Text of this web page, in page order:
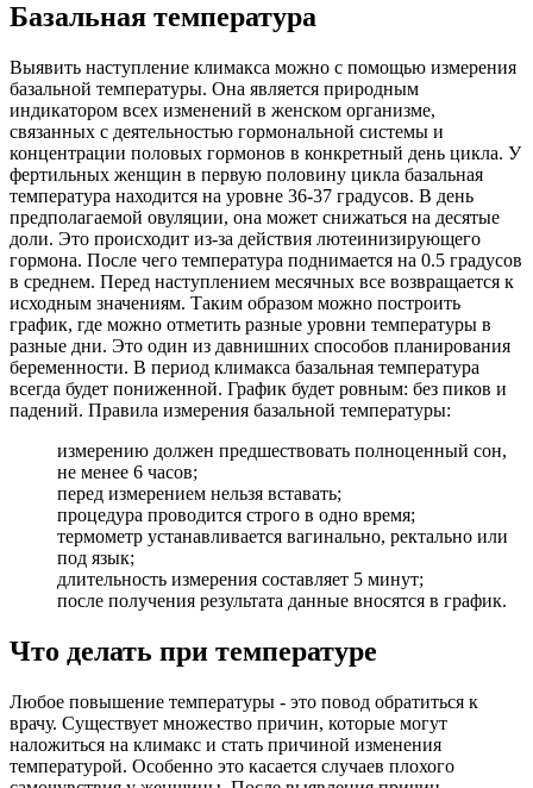
Базальная температура
Выявить наступление климакса можно с помощью измерения
базальной температуры. Она является природным
индикатором всех изменений в женском организме,
связанных с деятельностью гормональной системы и
концентрации половых гормонов в конкретный день цикла. У
фертильных женщин в первую половину цикла базальная
температура находится на уровне 36-37 градусов. В день
предполагаемой овуляции, она может снижаться на десятые
доли. Это происходит из-за действия лютеинизирующего
гормона. После чего температура поднимается на 0.5 градусов
в среднем. Перед наступлением месячных все возвращается к
исходным значениям. Таким образом можно построить
график, где можно отметить разные уровни температуры в
разные дни. Это один из давнишних способов планирования
беременности. В период климакса базальная температура
всегда будет пониженной. График будет ровным: без пиков и
падений. Правила измерения базальной температуры:
измерению должен предшествовать полноценный сон,
не менее 6 часов;
перед измерением нельзя вставать;
процедура проводится строго в одно время;
термометр устанавливается вагинально, ректально или
под язык;
длительность измерения составляет 5 минут;
после получения результата данные вносятся в график.
Что делать при температуре
Любое повышение температуры - это повод обратиться к
врачу. Существует множество причин, которые могут
наложиться на климакс и стать причиной изменения
температурой. Особенно это касается случаев плохого